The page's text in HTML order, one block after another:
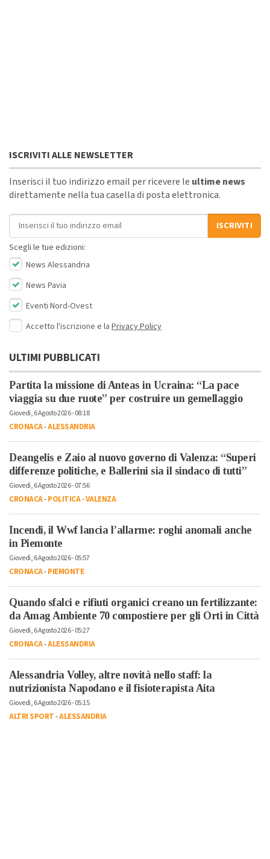
ISCRIVITI ALLE NEWSLETTER
Inserisci il tuo indirizzo email per ricevere le ultime news
direttamente nella tua casella di posta elettronica.
Indirizzo email
ISCRIVITI
Scegli le tue edizioni:
News Alessandria
News Pavia
Eventi Nord-Ovest
Accetto l'iscrizione e la Privacy Policy
ULTIMI PUBBLICATI
Partita la missione di Anteas in Ucraina: “La pace
viaggia su due ruote” per costruire un gemellaggio
Giovedì, 6 Agosto 2026 - 08:18
CRONACA-ALESSANDRIA
Deangelis e Zaio al nuovo governo di Valenza: “Superi
differenze politiche, e Ballerini sia il sindaco di tutti”
Giovedì, 6 Agosto 2026 - 07:56
CRONACA-POLITICA-VALENZA
Incendi, il Wwf lancia l’allarme: roghi anomali anche
in Piemonte
Giovedì, 6 Agosto 2026 - 05:57
CRONACA-PIEMONTE
Quando sfalci e rifiuti organici creano un fertilizzante:
da Amag Ambiente 70 compostiere per gli Orti in Città
Giovedì, 6 Agosto 2026 - 05:27
CRONACA-ALESSANDRIA
Alessandria Volley, altre novità nello staff: la
nutrizionista Napodano e il fisioterapista Aita
Giovedì, 6 Agosto 2026 - 05:15
ALTRI SPORT-ALESSANDRIA